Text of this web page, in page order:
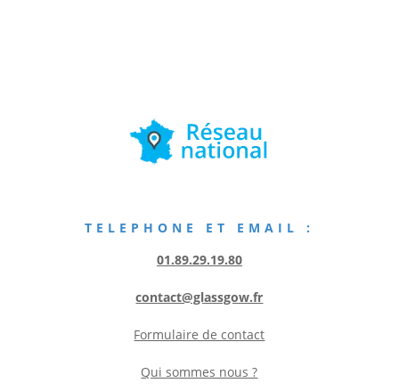
TELEPHONE ET EMAIL :
01.89.29.19.80
contact@glassgow.fr
Formulaire de contact
Qui sommes nous ?